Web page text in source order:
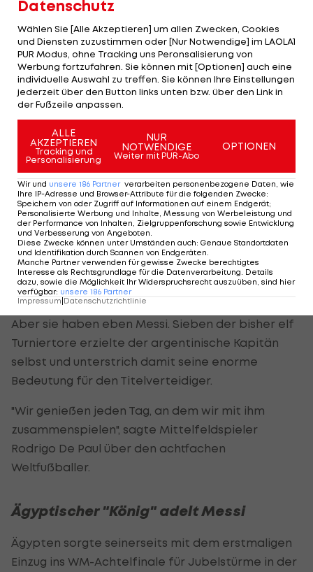
Mittelfeldmotor Leandro Paredes erwartet
gegen die Afrikaner erneut eine enge Partie: "Es
wird ein sehr schwieriges Spiel. Wir befinden uns
im Spitzenfußball und alle Nationalteams sind
sehr gut und körperlich stark."
Und Ex-Teamkollege Sergio Agüero warnte:
"Ägypten ist körperlich sehr stark und verfügt in
der Offensive über noch mehr Qualität als Kap
Verde."
Erkennbar ist: Die Argentinier spielen nicht mit der
Intensität der Franzosen. Sie sind auch kein
"fehlerfreies Uhrwerk", wie ÖFB-Trainer
Rangnickden Europameister Spanien huldvoll
nannte.
Aber sie haben eben Messi. Sieben der bisher elf
Turniertore erzielte der argentinische Kapitän
selbst und unterstrich damit seine enorme
Bedeutung für den Titelverteidiger.
"Wir genießen jeden Tag, an dem wir mit ihm
zusammenspielen", sagte Mittelfeldspieler
Rodrigo De Paul über den achtfachen
Weltfußballer.
Ägyptischer "König" adelt Messi
Ägypten sorgte seinerseits mit dem erstmaligen
Einzug ins WM-Achtelfinale für Jubelstürme in der
Datenschutz
Wählen Sie [Alle Akzeptieren] um allen Zwecken, Cookies
und Diensten zuzustimmen oder [Nur Notwendige] im LAOLA1
PUR Modus, ohne Tracking uns Peronsalisierung von
Werbung fortzufahren. Sie können mit [Optionen] auch eine
individuelle Auswahl zu treffen. Sie können Ihre Einstellungen
jederzeit über den Button links unten bzw. über den Link in
der Fußzeile anpassen.
ALLE
AKZEPTIEREN
Tracking und
Personalisierung
NUR
NOTWENDIGE
Weiter mit PUR-Abo
OPTIONEN
Wir und unsere 186 Partner verarbeiten personenbezogene Daten, wie
Ihre IP-Adresse und Browser-Attribute für die folgenden Zwecke:
Speichern von oder Zugriff auf Informationen auf einem Endgerät;
Personalisierte Werbung und Inhalte, Messung von Werbeleistung und
der Performance von Inhalten, Zielgruppenforschung sowie Entwicklung
und Verbesserung von Angeboten.
Diese Zwecke können unter Umständen auch: Genaue Standortdaten
und Identifikation durch Scannen von Endgeräten.
Manche Partner verwenden für gewisse Zwecke berechtigtes
Interesse als Rechtsgrundlage für die Datenverarbeitung. Details
dazu, sowie die Möglichkeit Ihr Widerspruchsrecht auszuüben, sind hier
verfügbar: unsere 186 Partner
Impressum Datenschutzrichtlinie